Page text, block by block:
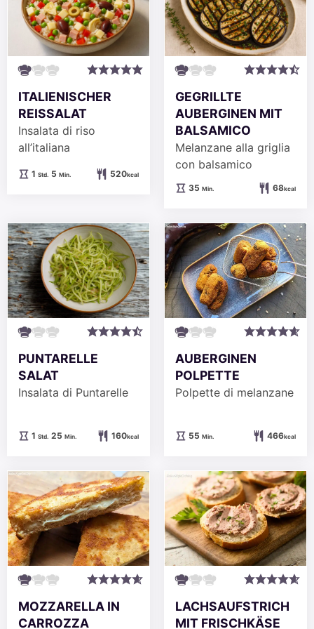
ITALIENISCHER
REISSALAT
Insalata di riso
all’italiana
1Stunde
Std. 5Minuten
Min. 520kcal
GEGRILLTE
AUBERGINEN MIT
BALSAMICO
Melanzane alla griglia
con balsamico
35Minuten
Min. 68kcal
PUNTARELLE
SALAT
Insalata di Puntarelle
1Stunde
Std. 25Minuten
Min. 160kcal
AUBERGINEN
POLPETTE
Polpette di melanzane
55Minuten
Min. 466kcal
MOZZARELLA IN
CARROZZA
LACHSAUFSTRICH
MIT FRISCHKÄSE